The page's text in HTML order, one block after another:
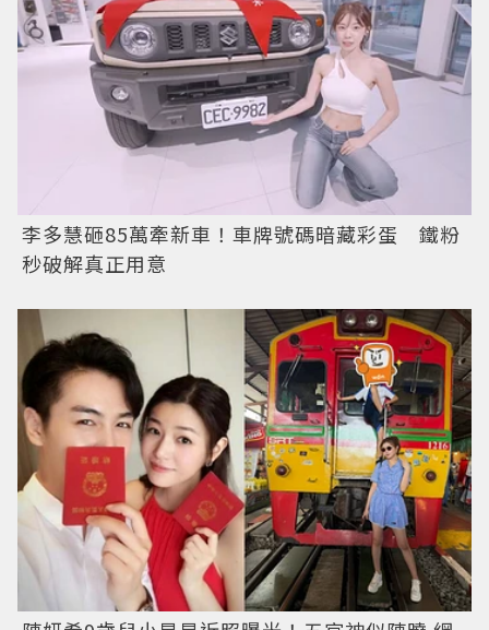
李多慧砸85萬牽新車！車牌號碼暗藏彩蛋 鐵粉
秒破解真正用意